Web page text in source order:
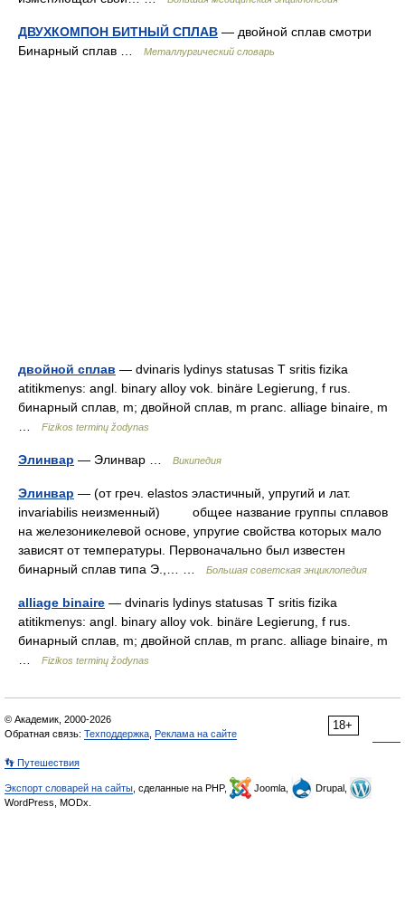
ДВУХКОМПОН БИТНЫЙ СПЛАВ — двойной сплав смотри
Бинарный сплав …
Металлургический словарь
двойной сплав — dvinaris lydinys statusas T sritis fizika
atitikmenys: angl. binary alloy vok. binäre Legierung, f rus.
бинарный сплав, m; двойной сплав, m pranc. alliage binaire, m
Fizikos terminų žodynas
Элинвар — Элинвар … Википедия
Элинвар — (от греч. elastos эластичный, упругий и лат.
invariabilis неизменный) общее название группы сплавов
на железоникелевой основе, упругие свойства которых мало
зависят от температуры. Первоначально был известен
бинарный сплав типа Э.,… …
Большая советская энциклопедия
alliage binaire — dvinaris lydinys statusas T sritis fizika
atitikmenys: angl. binary alloy vok. binäre Legierung, f rus.
бинарный сплав, m; двойной сплав, m pranc. alliage binaire, m
Fizikos terminų žodynas
18+
© Академик, 2000-2026
Обратная связь: Техподдержка Реклама на сайте
👣 Путешествия
Экспорт словарей на сайты , сделанные на PHP, Joomla,
Drupal,
WordPress, MODx.